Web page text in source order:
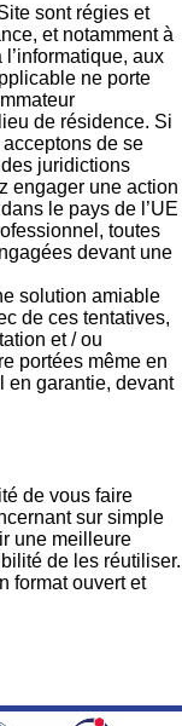
sont régies et
et notamment à
aux
ne porte
de résidence. Si
de se
juridictions
engager une action
le pays de l’UE
toutes
devant une
solution amiable
de ces tentatives,
et / ou
portées même en
en garantie, devant
de vous faire
sur simple
une meilleure
de les réutiliser.
format ouvert et